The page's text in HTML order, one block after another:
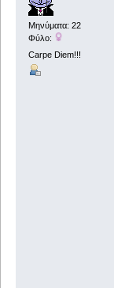
Μηνύματα: 22
Φύλο:
Carpe Diem!!!